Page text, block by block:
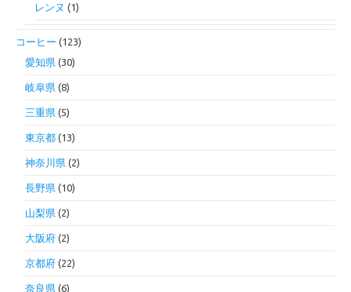
レンヌ (1)
コーヒー (123)
愛知県 (30)
岐阜県 (8)
三重県 (5)
東京都 (13)
神奈川県 (2)
長野県 (10)
山梨県 (2)
大阪府 (2)
京都府 (22)
奈良県 (6)